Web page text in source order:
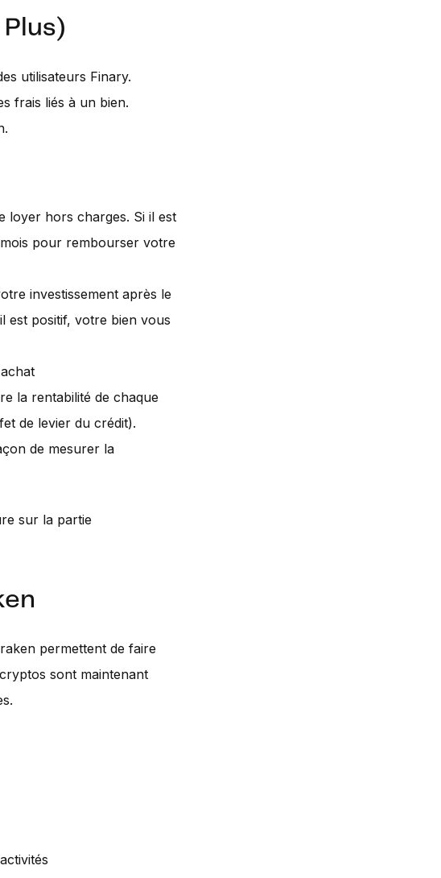
utilisateurs Finary.
frais liés à un bien.
loyer hors charges. Si il est
pour rembourser votre
investissement après le
est positif, votre bien vous
la rentabilité de chaque
de levier du crédit).
de mesurer la
sur la partie
permettent de faire
sont maintenant